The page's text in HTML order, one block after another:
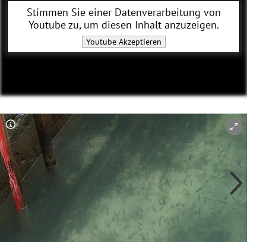
Stimmen Sie einer Datenverarbeitung von
Youtubezu, um diesen Inhalt anzuzeigen.
YoutubeAkzeptieren
Copyright-Hinweis öffnen/schließen